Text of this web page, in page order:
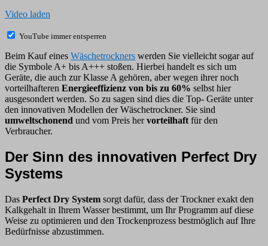
Video laden
YouTube immer entsperren
Beim Kauf eines Wäschetrockners werden Sie vielleicht sogar auf
die Symbole A+ bis A+++ stoßen. Hierbei handelt es sich um
Geräte, die auch zur Klasse A gehören, aber wegen ihrer noch
vorteilhafteren Energieeffizienz von bis zu 60% selbst hier
ausgesondert werden. So zu sagen sind dies die Top- Geräte unter
den innovativen Modellen der Wäschetrockner. Sie sind
umweltschonend und vom Preis hervorteilhaft für den
Verbraucher.
Der Sinn des innovativen Perfect Dry
Systems
Das Perfect Dry System sorgt dafür, dass der Trockner exakt den
Kalkgehalt in Ihrem Wasser bestimmt, um Ihr Programm auf diese
Weise zu optimieren und den Trockenprozess bestmöglich auf Ihre
Bedürfnisse abzustimmen.